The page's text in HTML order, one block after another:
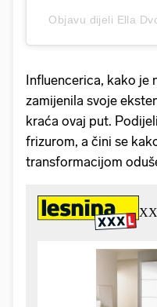
Objavu dijeli Ella
Influencerica, kako je
zamijenila svoje
kraća ovaj put.
frizurom, a čini se
transformacijom